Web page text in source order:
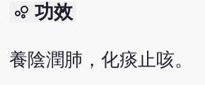
bubble_chart 功效
養陰潤肺，化痰止咳。